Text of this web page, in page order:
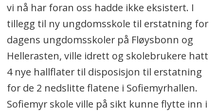
vi nå har foran oss hadde ikke eksistert. I
tillegg til ny ungdomsskole til erstatning for
dagens ungdomsskoler på Fløysbonn og
Hellerasten, ville idrett og skolebrukere hatt
4 nye hallflater til disposisjon til erstatning
for de 2 nedslitte flatene i Sofiemyrhallen.
Sofiemyr skole ville på sikt kunne flytte inn i